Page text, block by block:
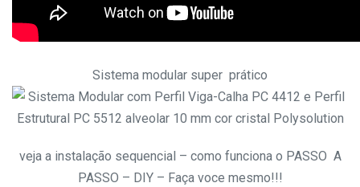
Sistema modular super prático
veja a instalação sequencial – como funciona o PASSO A
PASSO – DIY – Faça voce mesmo!!!